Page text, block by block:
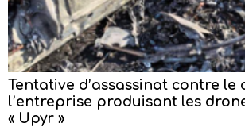
Tentative d’assassinat contre le
l’entreprise produisant les
« Upyr »